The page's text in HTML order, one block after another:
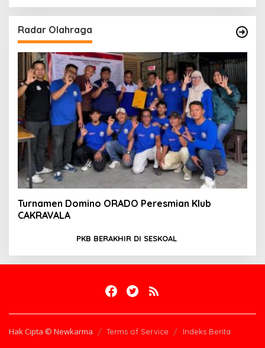
Radar Olahraga
Turnamen Domino ORADO Peresmian Klub
CAKRAVALA
PKB BERAKHIR DI SESKOAL
Hak Cipta © Newkarma Terms of Service Indeks Berita